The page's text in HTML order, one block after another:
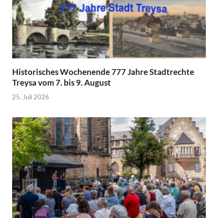
Historisches Wochenende 777 Jahre Stadtrechte
Treysa vom 7. bis 9. August
25. Juli 2026